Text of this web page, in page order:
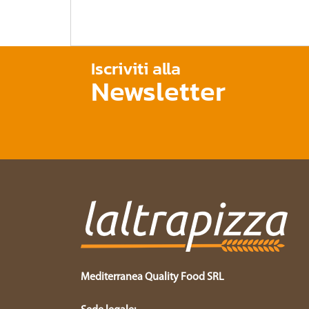
Iscriviti alla
Newsletter
Mediterranea Quality Food SRL